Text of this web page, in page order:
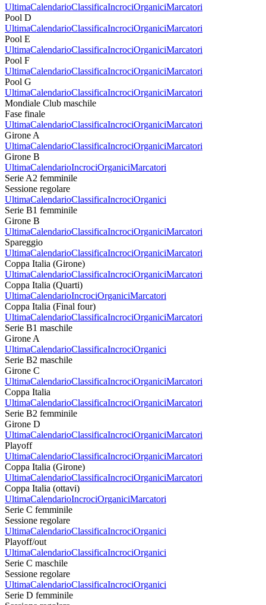
UltimaCalendarioClassificaIncrociOrganiciMarcatori
Pool D
UltimaCalendarioClassificaIncrociOrganiciMarcatori
Pool E
UltimaCalendarioClassificaIncrociOrganiciMarcatori
Pool F
UltimaCalendarioClassificaIncrociOrganiciMarcatori
Pool G
UltimaCalendarioClassificaIncrociOrganiciMarcatori
Mondiale Club maschile
Fase finale
UltimaCalendarioClassificaIncrociOrganiciMarcatori
Girone A
UltimaCalendarioClassificaIncrociOrganiciMarcatori
Girone B
UltimaCalendarioIncrociOrganiciMarcatori
Serie A2 femminile
Sessione regolare
UltimaCalendarioClassificaIncrociOrganici
Serie B1 femminile
Girone B
UltimaCalendarioClassificaIncrociOrganiciMarcatori
Spareggio
UltimaCalendarioClassificaIncrociOrganiciMarcatori
Coppa Italia (Girone)
UltimaCalendarioClassificaIncrociOrganiciMarcatori
Coppa Italia (Quarti)
UltimaCalendarioIncrociOrganiciMarcatori
Coppa Italia (Final four)
UltimaCalendarioClassificaIncrociOrganiciMarcatori
Serie B1 maschile
Girone A
UltimaCalendarioClassificaIncrociOrganici
Serie B2 maschile
Girone C
UltimaCalendarioClassificaIncrociOrganiciMarcatori
Coppa Italia
UltimaCalendarioClassificaIncrociOrganiciMarcatori
Serie B2 femminile
Girone D
UltimaCalendarioClassificaIncrociOrganiciMarcatori
Playoff
UltimaCalendarioClassificaIncrociOrganiciMarcatori
Coppa Italia (Girone)
UltimaCalendarioClassificaIncrociOrganiciMarcatori
Coppa Italia (ottavi)
UltimaCalendarioIncrociOrganiciMarcatori
Serie C femminile
Sessione regolare
UltimaCalendarioClassificaIncrociOrganici
Playoff/out
UltimaCalendarioClassificaIncrociOrganici
Serie C maschile
Sessione regolare
UltimaCalendarioClassificaIncrociOrganici
Serie D femminile